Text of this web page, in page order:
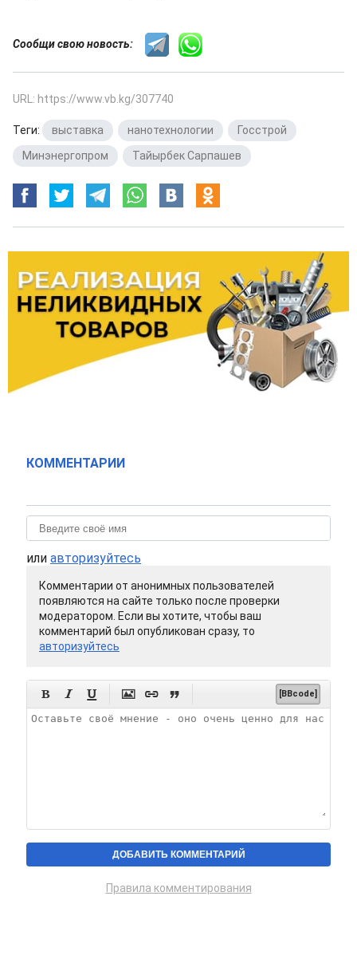
Сообщи свою новость:
URL: https://www.vb.kg/307740
Теги: выставка нанотехнологии Госстрой
Минэнергопром
Тайырбек Сарпашев
КОММЕНТАРИИ
или авторизуйтесь
Комментарии от анонимных пользователей
появляются на сайте только после проверки
модератором. Если вы хотите, чтобы ваш
комментарий был опубликован сразу, то
авторизуйтесь
      [BBcode]
Правила комментирования